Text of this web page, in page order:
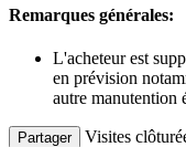
Remarques générales:
L'acheteur est
en prévision
autre manutention
Partager Visites